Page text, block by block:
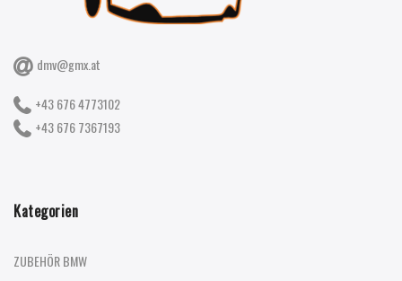
dmv@gmx.at
+43 676 4773102
+43 676 7367193
Kategorien
ZUBEHÖR BMW